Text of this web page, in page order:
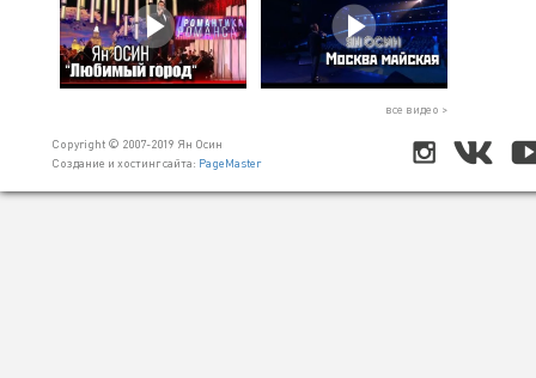
все видео >
Copyright © 2007-2019 Ян Осин
Создание и хостинг сайта: PageMaster